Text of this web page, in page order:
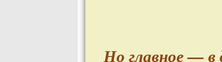
Но главное — в